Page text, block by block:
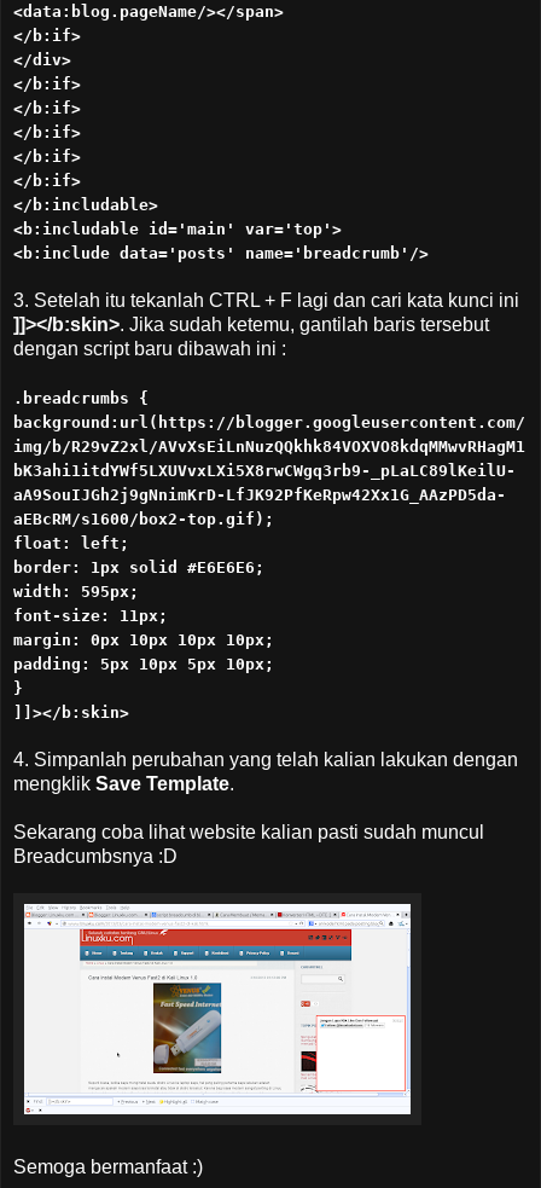
<data:blog.pageName/></span>
</b:if>
</div>
</b:if>
</b:if>
</b:if>
</b:if>
</b:if>
</b:includable>
<b:includable id='main' var='top'>
<b:include data='posts' name='breadcrumb'/>
3. Setelah itu tekanlah CTRL + F lagi dan cari kata kunci ini
]]></b:skin>. Jika sudah ketemu, gantilah baris tersebut
dengan script baru dibawah ini :
.breadcrumbs {
background:url(https://blogger.googleusercontent.com/
img/b/R29vZ2xl/AVvXsEiLnNuzQQkhk84VOXVO8kdqMMwvRHagM1
bK3ahi1itdYWf5LXUVvxLXi5X8rwCWgq3rb9-_pLaLC89lKeilU-
aA9SouIJGh2j9gNnimKrD-LfJK92PfKeRpw42Xx1G_AAzPD5da-
aEBcRM/s1600/box2-top.gif);
float: left;
border: 1px solid #E6E6E6;
width: 595px;
font-size: 11px;
margin: 0px 10px 10px 10px;
padding: 5px 10px 5px 10px;
}
]]></b:skin>
4. Simpanlah perubahan yang telah kalian lakukan dengan
mengklik Save Template.
Sekarang coba lihat website kalian pasti sudah muncul
Breadcumbsnya :D
Semoga bermanfaat :)